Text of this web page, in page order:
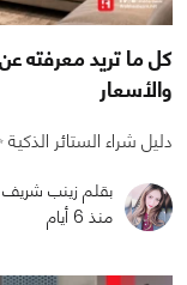
كل ما تريد معرفته عن
والأسعار
دليل شراء الستائر الذكية
بقلم زينب شريف
منذ 6 أيام